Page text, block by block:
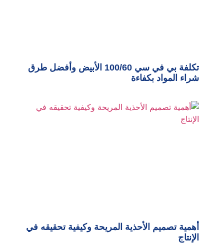
تكلفة بي في سي 100/60 الأبيض وأفضل طرق
شراء المواد بكفاءة
أهمية تصميم الأحذية المريحة وكيفية تحقيقه في
الإنتاج